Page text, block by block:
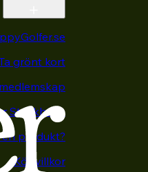
grönt kort
Stockholm
en produkt?
Köpvillkor